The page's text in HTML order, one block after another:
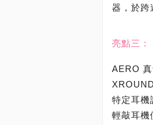
器，於跨
亮點三：
AERO
特定耳機
輕敲耳機